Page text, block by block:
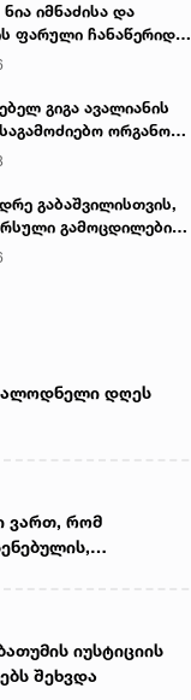
იმნაძისა და
ფარული ჩანაწერიდან
მკვლელობის
გიგა ავალიანის
ორგანო
არასრულწლოვნებს -
და ანასტასია
30 დღის
ფარულად
გაბაშვილისთვის,
გამოცდილების
ინფორმაციის
რომ მასწავლებელი
წაქეზება იყო -
დღეს
ვართ, რომ
იუსტიციის
შეხვდა